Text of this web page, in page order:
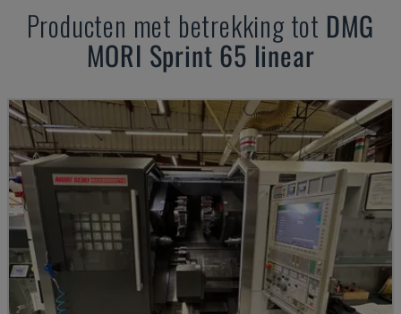
Producten met betrekking tot DMG
MORI Sprint 65 linear